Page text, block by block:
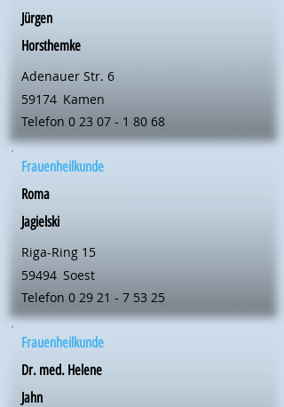
Jürgen
Horsthemke
Adenauer Str. 6
59174 Kamen
Telefon 0 23 07 - 1 80 68
Frauenheilkunde
Roma
Jagielski
Riga-Ring 15
59494 Soest
Telefon 0 29 21 - 7 53 25
Frauenheilkunde
Dr. med. Helene
Jahn